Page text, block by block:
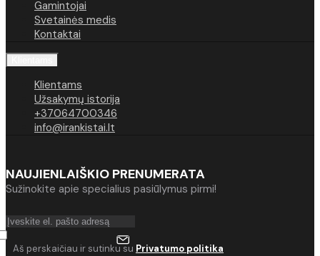
Gamintojai
Svetainės medis
Kontaktai
Klientams
Užsakymų istorija
+37064700346
info@irankistai.lt
NAUJIENLAIŠKIO PRENUMERATA
Sužinokite apie specialius pasiūlymus pirmi!
Aš perskaičiau ir sutinku su Privatumo politika